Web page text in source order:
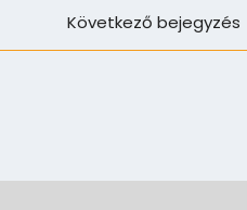
Következő bejegyzés